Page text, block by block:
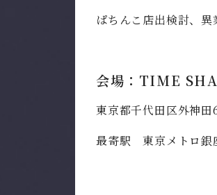
ぱちんこ店出検討、
会場：TIME
東京都千代田区外神
最寄駅 東京メトロ銀